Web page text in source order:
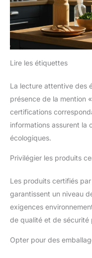
Lire les étiquettes
La lecture attentive des
présence de la mention
certifications
informations assurent la
écologiques.
Privilégier les produits
Les produits certifiés
garantissent un niveau
exigences
de qualité et de sécurité
Opter pour des